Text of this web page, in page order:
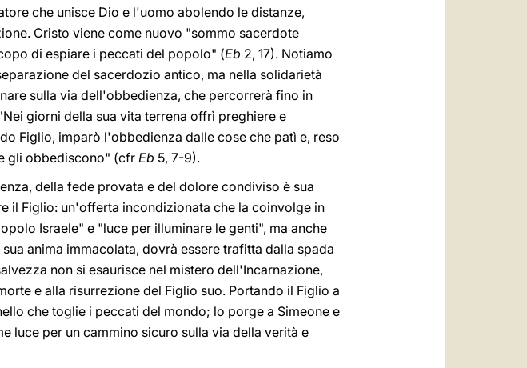
che unisce Dio e l'uomo abolendo le distanze,
Cristo viene come nuovo "sommo sacerdote
di espiare i peccati del popolo" (Eb 2, 17). Notiamo
del sacerdozio antico, ma nella solidarietà
sulla via dell'obbedienza, che percorrerà fino in
giorni della sua vita terrena offrì preghiere e
Figlio, imparò l'obbedienza dalle cose che patì e, reso
gli obbediscono" (cfr Eb 5, 7-9).
della fede provata e del dolore condiviso è sua
il Figlio: un'offerta incondizionata che la coinvolge in
Israele" e "luce per illuminare le genti", ma anche
anima immacolata, dovrà essere trafitta dalla spada
non si esaurisce nel mistero dell'Incarnazione,
e alla risurrezione del Figlio suo. Portando il Figlio a
che toglie i peccati del mondo; lo porge a Simeone e
luce per un cammino sicuro sulla via della verità e